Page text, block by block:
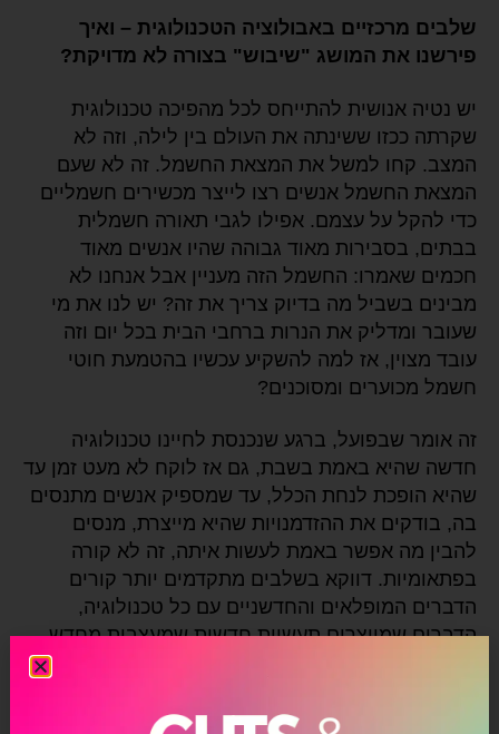
שלבים מרכזיים באבולוציה הטכנולוגית – ואיך
פירשנו את המושג "שיבוש" בצורה לא מדויקת?
יש נטיה אנושית להתייחס לכל מהפיכה טכנולוגית
שקרתה ככזו ששינתה את העולם בין לילה, וזה לא
המצב. קחו למשל את המצאת החשמל. זה לא שעם
המצאת החשמל אנשים רצו לייצר מכשירים חשמליים
כדי להקל על עצמם. אפילו לגבי תאורה חשמלית
בבתים, בסבירות מאוד גבוהה שהיו אנשים מאוד
חכמים שאמרו: החשמל הזה מעניין אבל אנחנו לא
מבינים בשביל מה בדיוק צריך את זה? יש לנו את מי
שעובר ומדליק את הנרות ברחבי הבית בכל יום וזה
עובד מצוין, אז למה להשקיע עכשיו בהטמעת חוטי
חשמל מכוערים ומסוכנים?
זה אומר שבפועל, ברגע שנכנסת לחיינו טכנולוגיה
חדשה שהיא באמת בשבת, גם אז לוקח לא מעט זמן עד
שהיא הופכת לנחת הכלל, עד שמספיק אנשים מתנסים
בה, בודקים את ההזדמנויות שהיא מייצרת, מנסים
להבין מה אפשר באמת לעשות איתה, זה לא קורה
בפתאומיות. דווקא בשלבים מתקדמים יותר קורים
הדברים המופלאים והחדשניים עם כל טכנולוגיה,
הדברים שמייצרים תעשיות חדשות שמעצבות מחדש
את המציאות (המצאת מעליות חשמליות שמאפשרות